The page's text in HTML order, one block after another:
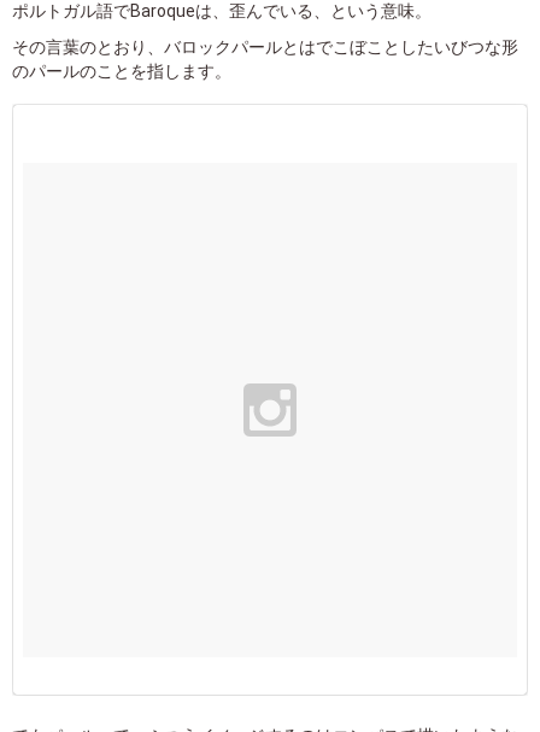
ポルトガル語でBaroqueは、歪んでいる、という意味。
その言葉のとおり、バロックパールとはでこぼことしたいびつな形
のパールのことを指します。